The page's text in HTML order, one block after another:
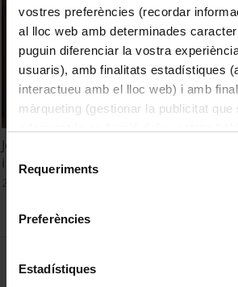
vostres preferències (recordar
al lloc web amb determinades
puguin diferenciar la vostra
usuaris), amb finalitats estadístiques
interactueu amb el lloc web) i amb
màrqueting (gestionar la publicitat que
consultar laPolítica de galetes del
Selecció
Requeriments
Preferències
Estadístiques
Jornada de Portes Obertes de la
i Informàtica de la UB